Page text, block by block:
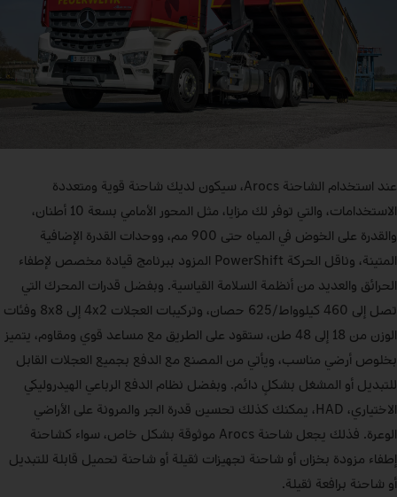
عند استخدام الشاحنة Arocs، سيكون لديك شاحنة قوية ومتعددة
الاستخدامات، والتي توفر لك مزايا، مثل المحور الأمامي بسعة 10 أطنان،
والقدرة على الخوض في المياه حتى 900 مم، ووحدات القدرة الإضافية
المتينة، وناقل الحركة PowerShift المزود ببرنامج قيادة مخصص لإطفاء
الحرائق والعديد من أنظمة السلامة القياسية. وبفضل قدرات المحرك التي
تصل إلى 460 كيلوواط/625 حصان، وتركيبات العجلات 4x2 إلى 8x8 وفئات
الوزن من 18 إلى 48 طن، ستقود على الطريق مع مساعد قوي ومقاوم، يتميز
بخلوص أرضي مناسب، ويأتي من المصنع مع الدفع بجميع العجلات القابل
للتبديل أو المشغل بشكلٍ دائم. وبفضل نظام الدفع الرباعي الهيدروليكي
الاختياري، HAD، يمكنك كذلك تحسين قدرة الجر والمرونة على الأراضي
الوعرة. فذلك يجعل شاحنة Arocs موثوقة بشكل خاص، سواء كشاحنة
إطفاء مزودة بخزان أو شاحنة تجهيزات ثقيلة أو شاحنة تحميل قابلة للتبديل
أو شاحنة برافعة ثقيلة.